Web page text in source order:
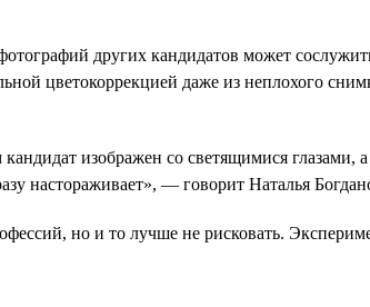
других кандидатов может
цветокоррекцией даже из неплохого
изображен со светящимися
настораживает», — говорит Наталья
но и то лучше не рисковать.